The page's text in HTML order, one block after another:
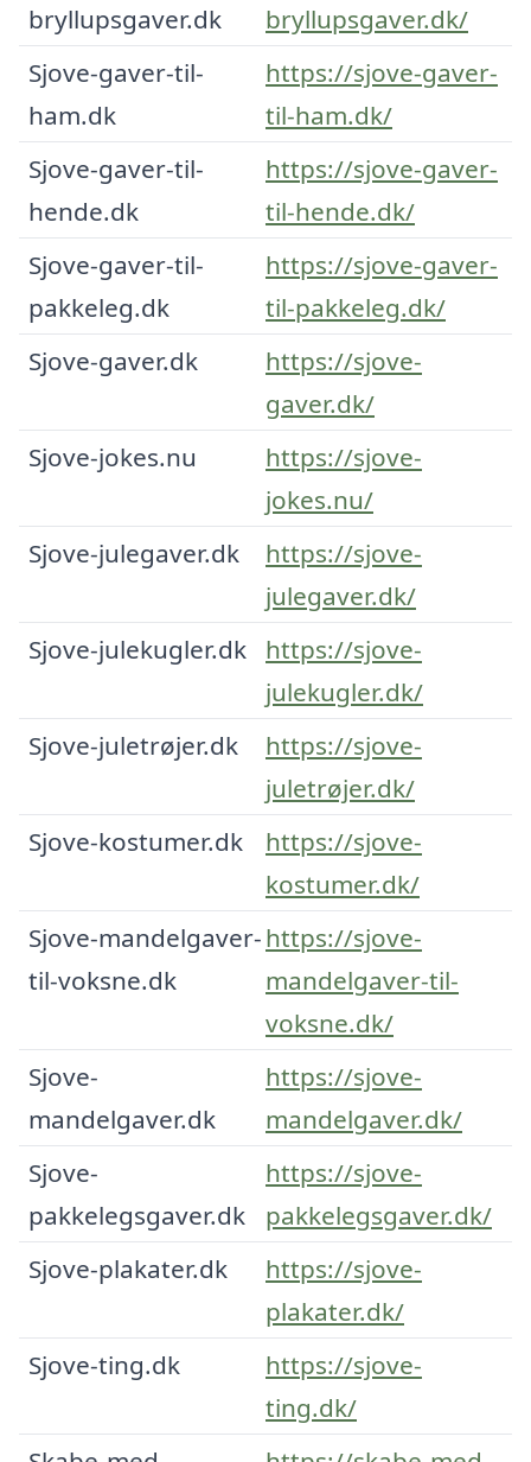
bryllupsgaver.dk
bryllupsgaver.dk/
Sjove-gaver-til-
ham.dk
https://sjove-gaver-
til-ham.dk/
Sjove-gaver-til-
hende.dk
https://sjove-gaver-
til-hende.dk/
Sjove-gaver-til-
pakkeleg.dk
https://sjove-gaver-
til-pakkeleg.dk/
Sjove-gaver.dk
https://sjove-
gaver.dk/
Sjove-jokes.nu
https://sjove-
jokes.nu/
Sjove-julegaver.dk
https://sjove-
julegaver.dk/
Sjove-julekugler.dk
https://sjove-
julekugler.dk/
Sjove-juletrøjer.dk
https://sjove-
juletrøjer.dk/
Sjove-kostumer.dk
https://sjove-
kostumer.dk/
Sjove-mandelgaver-
til-voksne.dk
https://sjove-
mandelgaver-til-
voksne.dk/
Sjove-
mandelgaver.dk
https://sjove-
mandelgaver.dk/
Sjove-
pakkelegsgaver.dk
https://sjove-
pakkelegsgaver.dk/
Sjove-plakater.dk
https://sjove-
plakater.dk/
Sjove-ting.dk
https://sjove-
ting.dk/